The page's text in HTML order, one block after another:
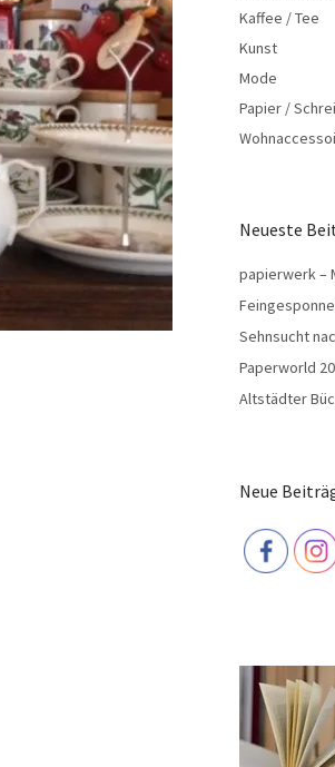
Kaffee / Tee
Kunst
Mode
Papier /
Neueste
papierwerk –
Sehnsucht
Paperworld
Altstädter
Neue